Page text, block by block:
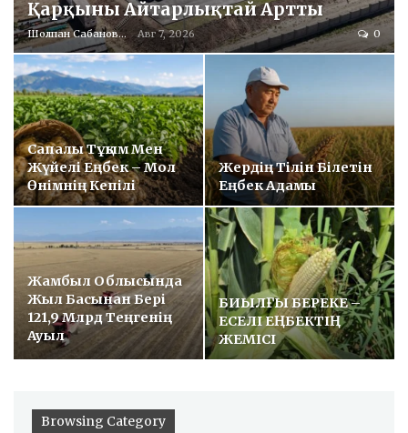
Қарқыны Айтарлықтай Артты
Шолпан Сабанова Авг 7, 2026 0
Сапалы Тұқым Мен
Жүйелі Еңбек – Мол
Өнімнің Кепілі
Жердің Тілін Білетін
Еңбек Адамы
Жамбыл Облысында
Жыл Басынан Бері
121,9 Млрд Теңгенің
Ауыл
Шаруашылығы…
БИЫЛҒЫ БЕРЕКЕ –
ЕСЕЛІ ЕҢБЕКТІҢ
ЖЕМІСІ
Browsing Category